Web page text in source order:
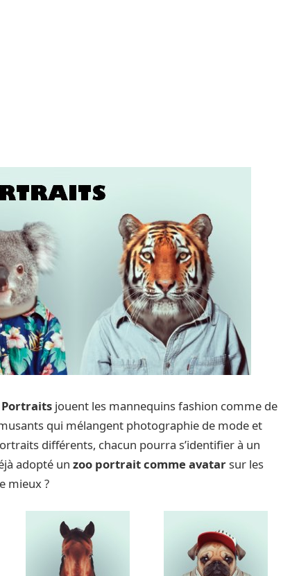
Portraits jouent les mannequins fashion comme de
qui mélangent photographie de mode et
différents, chacun pourra s’identifier à un
adopté un zoo portrait comme avatarsur les
mieux ?